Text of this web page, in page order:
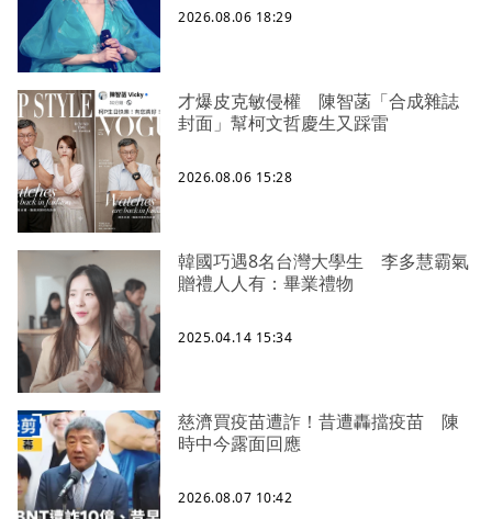
2026.08.06 18:29
才爆皮克敏侵權 陳智菡「合成雜誌
封面」幫柯文哲慶生又踩雷
2026.08.06 15:28
韓國巧遇8名台灣大學生 李多慧霸氣
贈禮人人有：畢業禮物
2025.04.14 15:34
慈濟買疫苗遭詐！昔遭轟擋疫苗 陳
時中今露面回應
2026.08.07 10:42